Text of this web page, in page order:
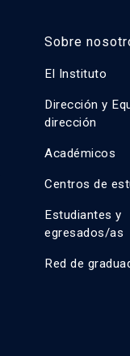
Sobre
El Instituto
Dirección y
dirección
Académicos
Centros de
Estudiantes y
egresados/as
Red de